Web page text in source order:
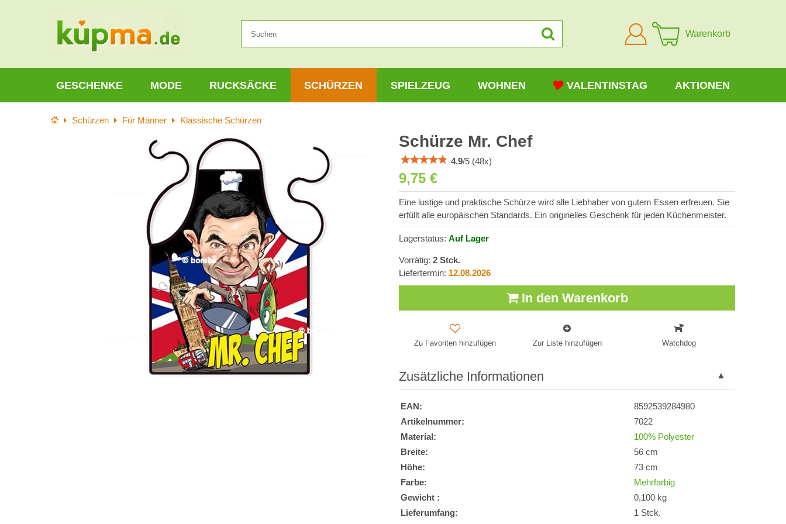
Anmelden
Warenkorb
GESCHENKE MODE RUCKSÄCKE SCHÜRZEN SPIELZEUG WOHNEN VALENTINSTAG AKTIONEN
StartseiteSchürzen Für Männer Klassische Schürzen
Schürze Mr. Chef
4.9/5 (48x)
9,75 €
Eine lustige und praktische Schürze wird alle Liebhaber von gutem Essen erfreuen. Sie
erfüllt alle europäischen Standards. Ein originelles Geschenk für jeden Küchenmeister.
Lagerstatus: Auf Lager
Vorrätig: 2 Stck.
Liefertermin: 12.08.2026
In den Warenkorb
Zu Favoriten hinzufügen Zur Liste hinzufügen Watchdog
Zusätzliche Informationen
EAN:
8592539284980
Artikelnummer:
7022
Material:
100% Polyester
Breite:
56 cm
Höhe:
73 cm
Farbe:
Mehrfarbig
Gewicht :
0,100 kg
Lieferumfang:
1 Stck.